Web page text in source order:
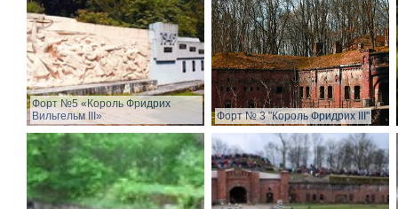
Форт №5 «Король Фридрих
Вильгельм III»
Форт № 3 "Король Фридрих III"